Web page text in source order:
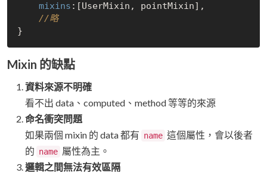
mixins :[UserMixin, pointMixin],
//略
Mixin 的缺點
資料來源不明確
看不出 data、computed、method 等等的來源
命名衝突問題
如果兩個 mixin 的 data 都有 name 這個屬性，會以後者
的 name 屬性為主。
邏輯之間無法有效區隔